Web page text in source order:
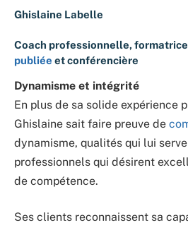
Ghislaine Labelle
Coach professionnelle,
publiée et conférencière
Dynamisme et intégrité
En plus de sa solide expérience
Ghislaine sait faire preuve de
dynamisme, qualités qui lui
professionnels qui désirent
de compétence.
Ses clients reconnaissent sa